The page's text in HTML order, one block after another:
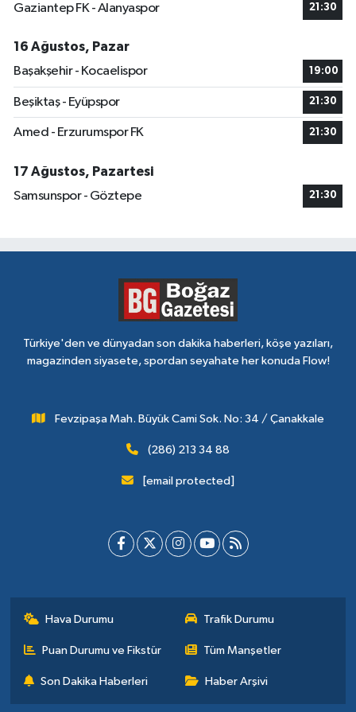
Gaziantep FK - Alanyaspor 21:30
16 Ağustos, Pazar
Başakşehir - Kocaelispor
19:00
Beşiktaş - Eyüpspor 21:30
Amed - Erzurumspor FK 21:30
17 Ağustos, Pazartesi
Samsunspor - Göztepe
21:30
Türkiye'den ve dünyadan son dakika haberleri, köşe yazıları,
magazinden siyasete, spordan seyahate her konuda Flow!
Fevzipaşa Mah. Büyük Cami Sok. No: 34 / Çanakkale
(286) 213 34 88
[email protected]
Hava Durumu Trafik Durumu
Puan Durumu ve Fikstür Tüm Manşetler
Son Dakika Haberleri Haber Arşivi